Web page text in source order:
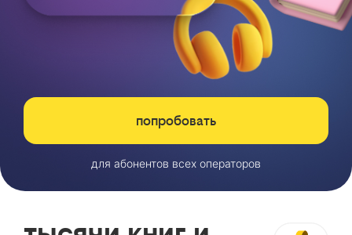
попробовать
для абонентов всех операторов